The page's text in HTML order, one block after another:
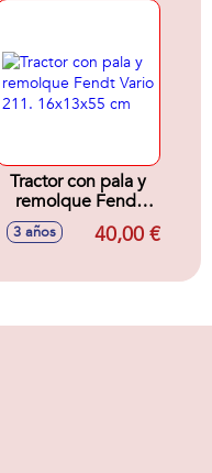
Tractor con pala y
remolque Fendt
Vario 211.
16x13x55 cm
3 años 40,00 €